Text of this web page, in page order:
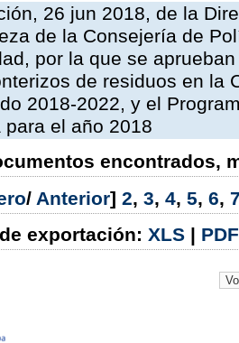
26 jun 2018, de la
de la Consejería de
por la que se
de residuos en la
2018-2022, y el
para el año 2018
encontrados,
/ Anterior] 2, 3, 4, 5, 6,
exportación: XLS | PDF